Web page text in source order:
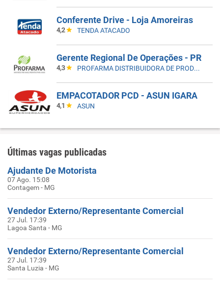
Conferente Drive - Loja Amoreiras
4,2 TENDA ATACADO
Gerente Regional De Operações - PR
4,3 PROFARMA DISTRIBUIDORA DE PRODUTOS FARMACEUTICOS
EMPACOTADOR PCD - ASUN IGARA
4,1 ASUN
Últimas vagas publicadas
Ajudante De Motorista
07 Ago. 15:08
Contagem - MG
Vendedor Externo/Representante Comercial
27 Jul. 17:39
Lagoa Santa - MG
Vendedor Externo/Representante Comercial
27 Jul. 17:39
Santa Luzia - MG